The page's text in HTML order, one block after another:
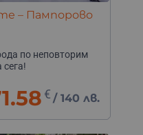
– Пампорово
по неповторим
€ / 140 лв.